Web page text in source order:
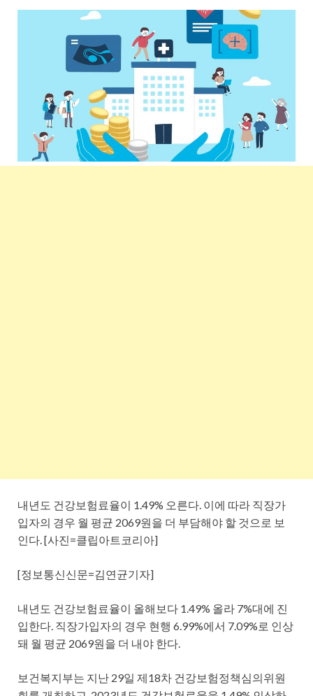
내년도 건강보험료율이 1.49% 오른다. 이에 따라 직장가
입자의 경우 월 평균 2069원을 더 부담해야 할 것으로 보
인다. [사진=클립아트코리아]
[정보통신신문=김연균기자]
내년도 건강보험료율이 올해보다 1.49% 올라 7%대에 진
입한다. 직장가입자의 경우 현행 6.99%에서 7.09%로 인상
돼 월 평균 2069원을 더 내야 한다.
보건복지부는 지난 29일 제18차 건강보험정책심의위원